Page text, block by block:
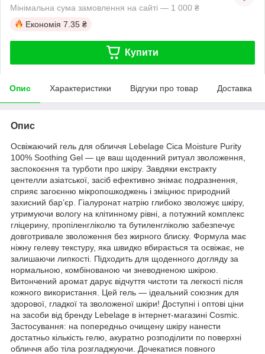
Мінімальна сума замовлення на сайті — 1 000 ₴
Економія 7.35 ₴
Купити
Опис Характеристики Відгуки про товар Доставка
Опис
Освіжаючий гель для обличчя Lebelage Cica Moisture Purity
100% Soothing Gel — це ваш щоденний ритуал зволоження,
заспокоєння та турботи про шкіру. Завдяки екстракту
центелли азіатської, засіб ефективно знімає подразнення,
сприяє загоєнню мікропошкоджень і зміцнює природний
захисний бар’єр. Гіалуронат натрію глибоко зволожує шкіру,
утримуючи вологу на клітинному рівні, а потужний комплекс
гліцерину, пропіленгліколю та бутиленгліколю забезпечує
довготривале зволоження без жирного блиску. Формула має
ніжну гелеву текстуру, яка швидко вбирається та освіжає, не
залишаючи липкості. Підходить для щоденного догляду за
нормальною, комбінованою чи зневодненою шкірою.
Витончений аромат дарує відчуття чистоти та легкості після
кожного використання. Цей гель — ідеальний союзник для
здорової, гладкої та зволоженої шкіри! Доступні і оптові ціни
на засоби від бренду Lebelage в інтернет-магазині Cosmic.
Застосування: на попередньо очищену шкіру нанести
достатньо кількість гелю, акуратно розподілити по поверхні
обличчя або тіла розгладжуючи. Дочекатися повного